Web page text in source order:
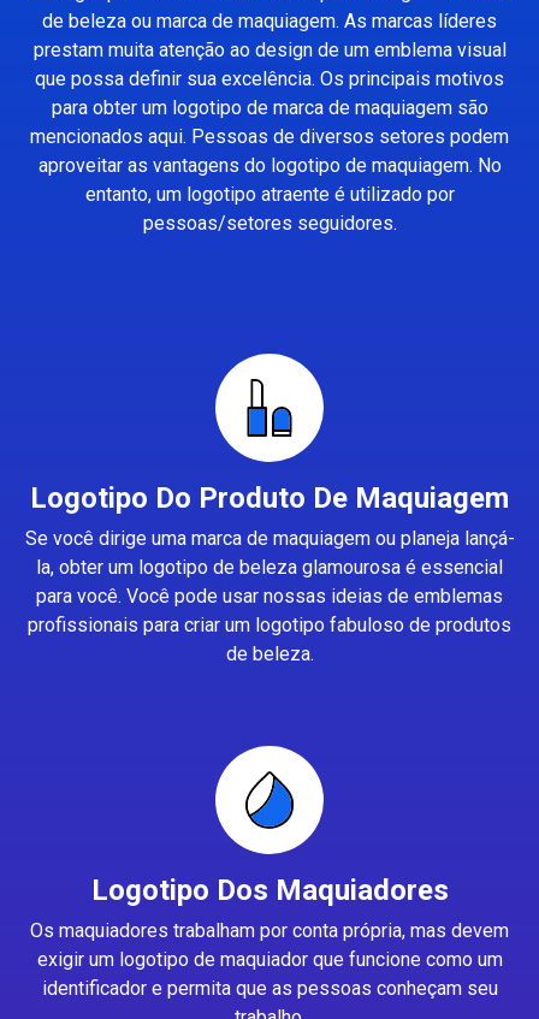
de beleza ou marca de maquiagem. As marcas líderes
prestam muita atenção ao design de um emblema visual
que possa definir sua excelência. Os principais motivos
para obter um logotipo de marca de maquiagem são
mencionados aqui. Pessoas de diversos setores podem
aproveitar as vantagens do logotipo de maquiagem. No
entanto, um logotipo atraente é utilizado por
pessoas/setores seguidores.
Logotipo Do Produto De Maquiagem
Se você dirige uma marca de maquiagem ou planeja lançá-
la, obter um logotipo de beleza glamourosa é essencial
para você. Você pode usar nossas ideias de emblemas
profissionais para criar um logotipo fabuloso de produtos
de beleza.
Logotipo Dos Maquiadores
Os maquiadores trabalham por conta própria, mas devem
exigir um logotipo de maquiador que funcione como um
identificador e permita que as pessoas conheçam seu